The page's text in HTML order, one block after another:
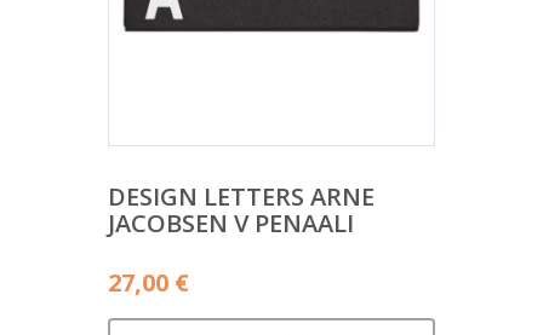
DESIGN LETTERS ARNE
JACOBSEN V PENAALI
27,00 €